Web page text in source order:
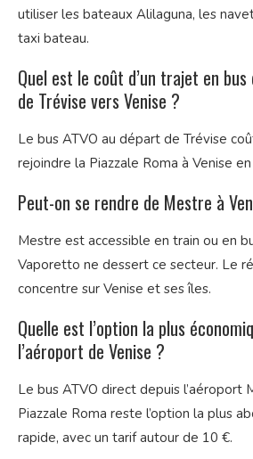
utiliser les bateaux Alilaguna, les
taxi bateau.
Quel est le coût d’un trajet en bus
de Trévise vers Venise ?
Le bus ATVO au départ de Trévise
rejoindre la Piazzale Roma à Venise
Peut-on se rendre de Mestre à
Mestre est accessible en train ou en
Vaporetto ne dessert ce secteur. Le
concentre sur Venise et ses îles.
Quelle est l’option la plus
l’aéroport de Venise ?
Le bus ATVO direct depuis l’aéroport
Piazzale Roma reste l’option la plus
rapide, avec un tarif autour de 10 €.